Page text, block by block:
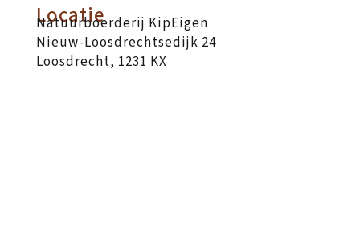
Locatie
Natuurboerderij KipEigen
Nieuw-Loosdrechtsedijk 24
Loosdrecht, 1231 KX